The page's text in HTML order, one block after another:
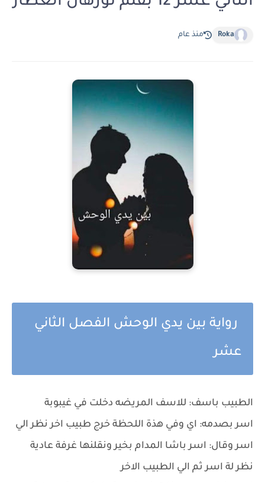
Roka منذ عام
رواية بين يدي الوحش الفصل الثاني
عشر
الطبيب باسف: للاسف المريضه دخلت في غيبوبة
اسر بصدمه: اي وفي هذة اللحظة خرج طبيب اخر نظر الي
اسر وقال: اسر باشا المدام بخير ونقلنها غرفة عادية
نظر لة اسر ثم الي الطبيب الاخر